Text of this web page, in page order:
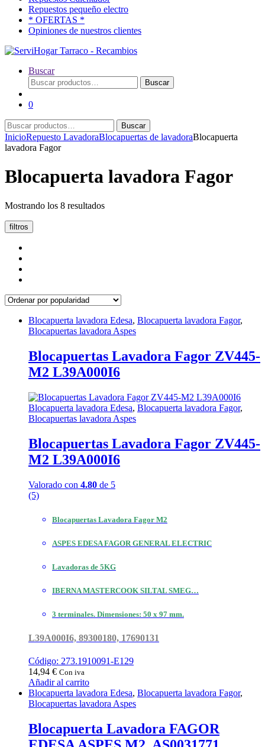
Repuestos pequeño electro
* OFERTAS *
Opiniones de nuestros clientes
Buscar
Buscar
por:
Buscar
0
Buscar
por:
Buscar
InicioRepuesto LavadoraBlocapuertas de lavadoraBlocapuerta
lavadora Fagor
Blocapuerta lavadora Fagor
Mostrando los 8 resultadosOrdenado
filtros
Blocapuerta lavadora Edesa, Blocapuerta lavadora Fagor,
Blocapuertas lavadora Aspes
Blocapuertas Lavadora Fagor ZV445-
M2 L39A000I6
Blocapuerta lavadora Edesa, Blocapuerta lavadora Fagor,
Blocapuertas lavadora Aspes
Blocapuertas Lavadora Fagor ZV445-
M2 L39A000I6
Valorado con 4.80 de 5
(5)
Blocapuertas Lavadora Fagor M2
ASPES EDESA FAGOR GENERAL ELECTRIC
Lavadoras de 5KG
IBERNA MASTERCOOK SILTAL SMEG…
3 terminales. Dimensiones: 50 x 97 mm.
L39A000I6, 89300180, 17690131
Código: 273.1910091-E129
14,94 € Con iva
Añadir al carrito
Blocapuerta lavadora Edesa, Blocapuerta lavadora Fagor,
Blocapuertas lavadora Aspes
Blocapuerta Lavadora FAGOR